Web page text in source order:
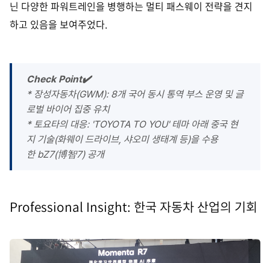
닌 다양한 파워트레인을 병행하는 멀티 패스웨이 전략을 견지
하고 있음을 보여주었다.
Check Point✔️
* 장성자동차(GWM): 8개 국어 동시 통역 부스 운영 및 글
로벌 바이어 집중 유치
* 토요타의 대응: 'TOYOTA TO YOU' 테마 아래 중국 현
지 기술(화웨이 드라이브, 샤오미 생태계 등)을 수용
한 bZ7(博智7) 공개
Professional Insight: 한국 자동차 산업의 기회